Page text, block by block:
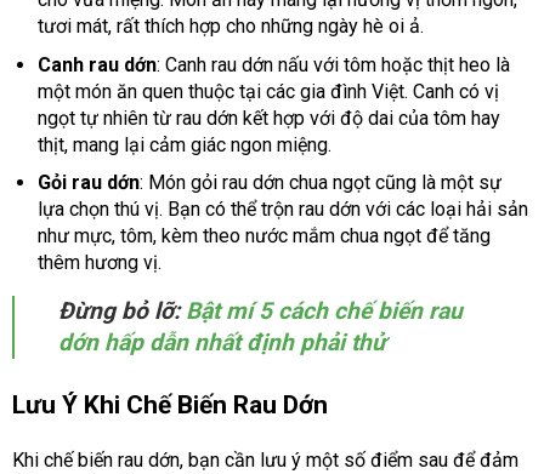
tươi mát, rất thích hợp cho những ngày hè oi ả.
Canh rau dớn: Canh rau dớn nấu với tôm hoặc thịt heo là
một món ăn quen thuộc tại các gia đình Việt. Canh có vị
ngọt tự nhiên từ rau dớn kết hợp với độ dai của tôm hay
thịt, mang lại cảm giác ngon miệng.
Gỏi rau dớn: Món gỏi rau dớn chua ngọt cũng là một sự
lựa chọn thú vị. Bạn có thể trộn rau dớn với các loại hải sản
như mực, tôm, kèm theo nước mắm chua ngọt để tăng
thêm hương vị.
Đừng bỏ lỡ:Bật mí 5 cách chế biến rau
dớn hấp dẫn nhất định phải thử
Lưu Ý Khi Chế Biến Rau Dớn
Khi chế biến rau dớn, bạn cần lưu ý một số điểm sau để đảm